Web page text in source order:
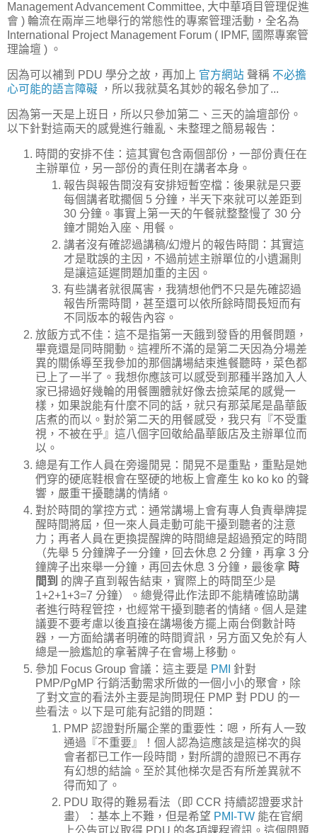
Management Advancement Committee, 大中華項目管理促進
會 ) 輪流在兩岸三地舉行的常態性的專案管理活動，全名為
International Project Management Forum ( IPMF, 國際專案管
理論壇 ) 。
因為可以補到 PDU 學分之故，再加上 官方網站 聲稱 不必擔
心可能的語言障礙 ，所以我就莫名其妙的報名參加了...
因為第一天是上班日，所以只參加第二、三天的論壇部份。
以下針對這兩天的感覺進行雜亂、未整理之簡易報告：
時間的安排不佳：這其實包含兩個部份，一部份責任在
主辦單位，另一部份的責任則在講者本身。
報告與報告間沒有安排短暫空檔：後果就是只要
每個講者耽擱個 5 分鐘，半天下來就可以差距到
30 分鐘。事實上第一天的午餐就整整慢了 30 分
鐘才開始入座、用餐。
講者沒有確認過講稿/幻燈片的報告時間：其實這
才是耽誤的主因，不過前述主辦單位的小遺漏則
是讓這延遲問題加重的主因。
有些講者就很厲害，我猜想他們不只是先確認過
報告所需時間，甚至還可以依所餘時間長短而有
不同版本的報告內容。
放飯方式不佳：這不是指第一天餓到發昏的用餐問題，
畢竟還是同時開動。這裡所不滿的是第二天因為分場差
異的關係導至我參加的那個講場結束進餐聽時，菜色都
已上了一半了。我想你應該可以感受到那種半路加入人
家已掃過好幾輪的用餐團體就好像去撿菜尾的感覺一
樣，如果說能有什麼不同的話，就只有那菜尾是晶華飯
店煮的而以。對於第二天的用餐感受，我只有『不受重
視，不被在乎』這八個字回敬給晶華飯店及主辦單位而
以。
總是有工作人員在旁邊閒晃：閒晃不是重點，重點是她
們穿的硬底鞋根會在堅硬的地板上會產生 ko ko ko 的聲
響，嚴重干擾聽講的情緒。
對於時間的掌控方式：通常講場上會有專人負責舉牌提
醒時間將屆，但一來人員走動可能干擾到聽者的注意
力；再者人員在更換提醒牌的時間總是超過預定的時間
（先舉 5 分鐘牌子一分鐘，回去休息 2 分鐘，再拿 3 分
鐘牌子出來舉一分鐘，再回去休息 3 分鐘，最後拿 時
間到 的牌子直到報告結束，實際上的時間至少是
1+2+1+3=7 分鐘）。總覺得此作法即不能精確協助講
者進行時程管控，也經常干擾到聽者的情緒。個人是建
議要不要考慮以後直接在講場後方擺上兩台倒數計時
器，一方面給講者明確的時間資訊，另方面又免於有人
總是一臉尷尬的拿著牌子在會場上移動。
參加 Focus Group 會議：這主要是 PMI
針對
PMP/PgMP 行銷活動需求所做的一個小小的聚會，除
了對文宣的看法外主要是詢問現任 PMP 對 PDU 的一
些看法。以下是可能有記錯的問題：
PMP 認證對所屬企業的重要性：嗯，所有人一致
通過『不重要』！個人認為這應該是這梯次的與
會者都已工作一段時間，對所謂的證照已不再存
有幻想的結論。至於其他梯次是否有所差異就不
得而知了。
PDU 取得的難易看法（即 CCR 持續認證要求計
畫）：基本上不難，但是希望 PMI-TW 能在官網